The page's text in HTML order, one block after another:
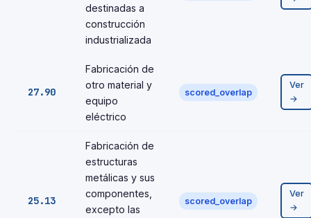
destinadas a
construcción
industrializada
27.90
Fabricación de
otro material y
equipo
eléctrico
scored_overlap
Ver
→
25.13
Fabricación de
estructuras
metálicas y sus
componentes,
excepto las
scored_overlap
Ver
→